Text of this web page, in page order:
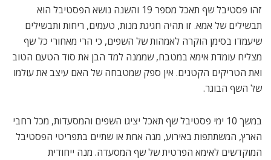
זהו פסטיבל שף תאכל מספר 19 והשנה נושא הפסטיבל הוא
תבשילים של אמא. זו תהיה חגיגת מנות, טעמים, ריחות ותבשילים
שיעמדו בסימן הוקרה לאמהות של השפים, כי הרי מאחורי כל שף
מצליח עומדת אימא במטבח, שממנה למד הבן את סוד הטעם הטוב
ואת הטריקים הקטנים. אין ספק שמטבחה של האם עיצב את עולמו
של השף הבוגר.
במשך 10 ימי פסטיבל שף תאכל יציגו השפים והמסעדות, מכל רחבי
הארץ, המשתתפות באירוע, מנה אחת או שתיים בתפריטי הפסטיבל
המוקדשים לאימא הפרטית של שף המסעדה. מנה ייחודית